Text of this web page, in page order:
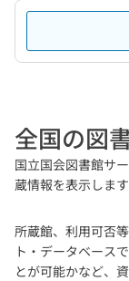
全国の図
国立国会図書館サ
蔵情報を表示します
所蔵館、利用可否
ト・データベース
とが可能かなど、